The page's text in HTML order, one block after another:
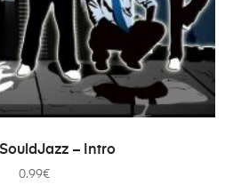
DO KOŠÍKA– Intro
0.99€